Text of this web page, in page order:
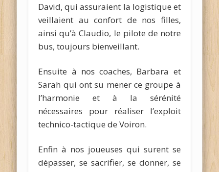
David, qui assuraient la logistique et
veillaient au confort de nos filles,
ainsi qu’à Claudio, le pilote de notre
bus, toujours bienveillant.
Ensuite à nos coaches, Barbara et
Sarah qui ont su mener ce groupe à
l’harmonie et à la sérénité
nécessaires pour réaliser l’exploit
technico-tactique de Voiron.
Enfin à nos joueuses qui surent se
dépasser, se sacrifier, se donner, se